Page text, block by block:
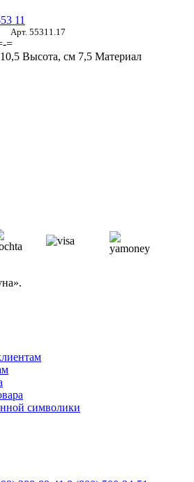
11
Арт. 55311.17
=
10,5 Высота, см 7,5 Материал
символики